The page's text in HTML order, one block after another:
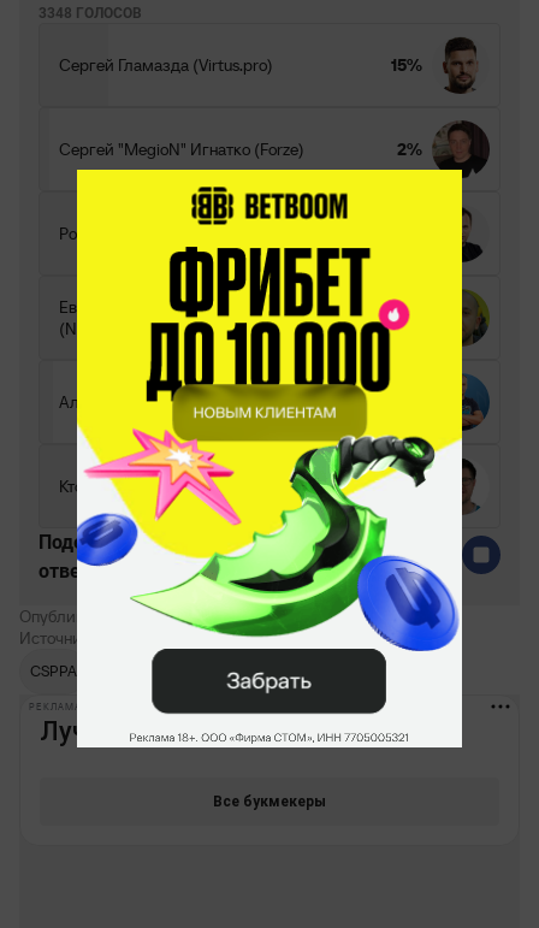
3348 ГОЛОСОВ
Сергей Гламазда (Virtus.pro) 15%
Сергей "MegioN" Игнатко (Forze) 2%
Роман Дворянкин (ex-Virtus.pro)
Евгений "HarisPilton" Золотарев
(NAVI)
23%
Алексей Кондаков (Vega)
Кто-то другой 10%
Поделитесь c миром своим
ответом
Опубликовал:
Владислав Лазуренко
Источник:
CSPPA
Лукас «gla1ve»
РЕКЛАМА • BETBOOM.RU